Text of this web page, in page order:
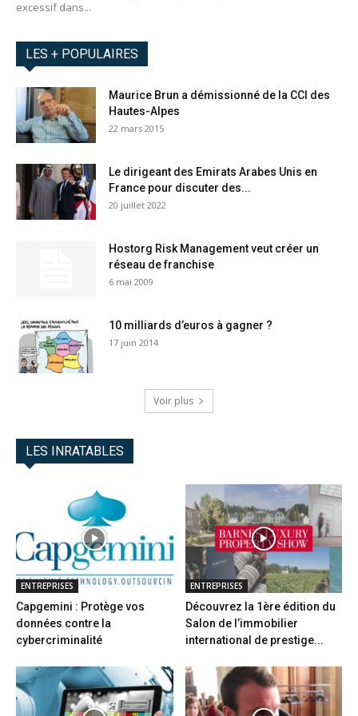
excessif dans...
LES + POPULAIRES
Maurice Brun a démissionné de la CCI des
Hautes-Alpes
22 mars 2015
Le dirigeant des Emirats Arabes Unis en
France pour discuter des...
20 juillet 2022
Hostorg Risk Management veut créer un
réseau de franchise
6 mai 2009
10 milliards d’euros à gagner ?
17 juin 2014
Voir plus
LES INRATABLES
ENTREPRISES
Capgemini : Protège vos
données contre la
cybercriminalité
ENTREPRISES
Découvrez la 1ère édition du
Salon de l’immobilier
international de prestige...